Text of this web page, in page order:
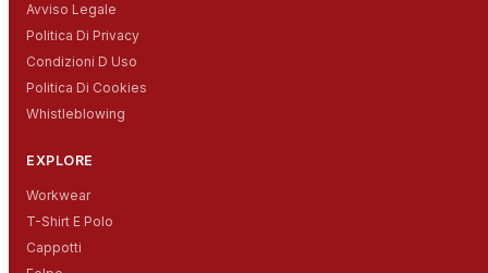
Avviso Legale
Politica Di Privacy
Condizioni D Uso
Politica Di Cookies
Whistleblowing
EXPLORE
Workwear
T-Shirt E Polo
Cappotti